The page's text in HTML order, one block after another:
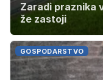
Zaradi praznika
že zastoji
GOSPODARSTVO